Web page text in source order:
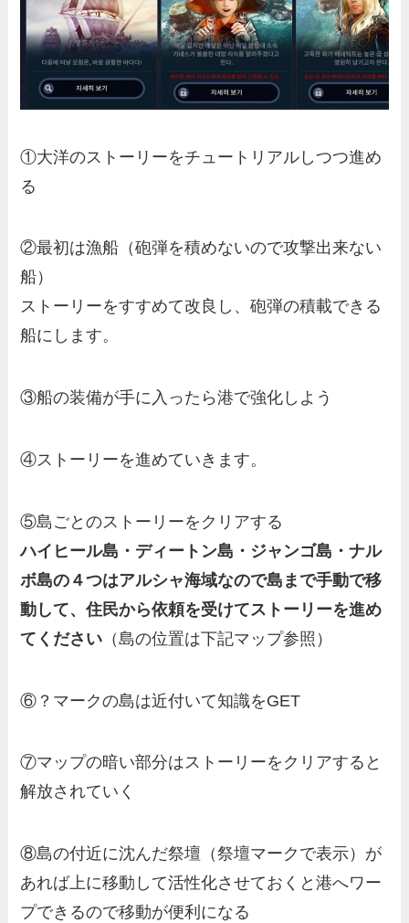
①大洋のストーリーをチュートリアルしつつ進め
る
②最初は漁船（砲弾を積めないので攻撃出来ない
船）
ストーリーをすすめて改良し、砲弾の積載できる
船にします。
③船の装備が手に入ったら港で強化しよう
④ストーリーを進めていきます。
⑤島ごとのストーリーをクリアする
ハイヒール島・ディートン島・ジャンゴ島・ナル
ボ島の４つはアルシャ海域なので島まで手動で移
動して、住民から依頼を受けてストーリーを進め
てください （島の位置は下記マップ参照）
⑥？マークの島は近付いて知識をGET
⑦マップの暗い部分はストーリーをクリアすると
解放されていく
⑧島の付近に沈んだ祭壇（祭壇マークで表示）が
あれば上に移動して活性化させておくと港へワー
プできるので移動が便利になる